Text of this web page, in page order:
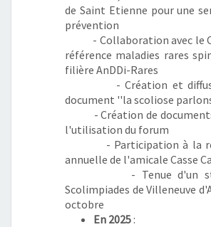
de Saint Etienne pour une
prévention
- Collaboration avec le
référence maladies rares
filière AnDDi-Rares
- Création et
document ''la scoliose
- Création de documents
l'utilisation du forum
- Participation à la
annuelle de l'amicale Casse
- Tenue d'un
Scolimpiades de Villeneuve
octobre
En 2025 :